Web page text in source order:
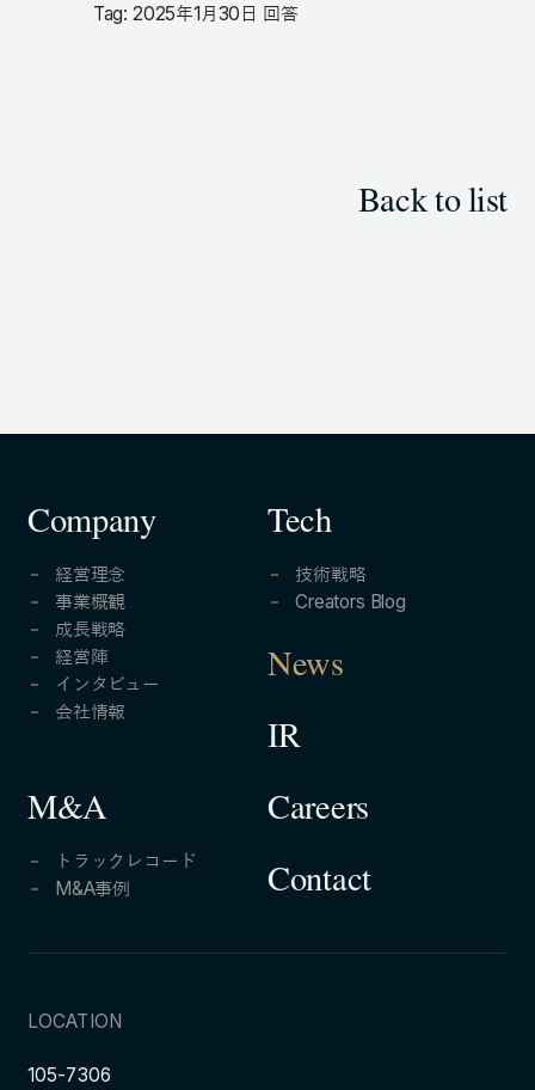
Tag: 2025年1月30日 回答
Back to list
Company
経営理念
事業概観
成長戦略
経営陣
インタビュー
会社情報
M&A
トラックレコード
M&A事例
Tech
技術戦略
Creators Blog
News
IR
Careers
Contact
LOCATION
105-7306